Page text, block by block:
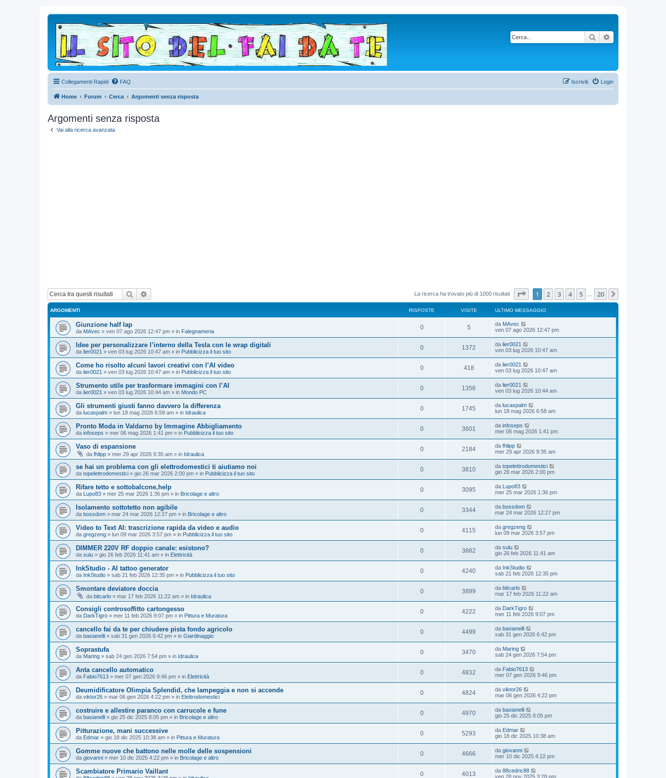
Cerca
Collegamenti Rapidi FAQ Login
Iscriviti
Home Forum Cerca Argomenti senza risposta
Argomenti senza risposta
Vai alla ricerca avanzata
Cerca La ricerca ha trovato più di 1000 risultati Pagina1 di
1 2 3 4 5 20
ARGOMENTI RISPOSTE VISITE ULTIMO MESSAGGIO
Giunzione half lap
da MAvec » ven 07 ago 2026 12:47 pm » in Falegnameria
0 5 da MAvec
ven 07 ago 2026 12:47 pm
Idee per personalizzare l’interno della Tesla con le wrap digitali
da lier0021 » ven 03 lug 2026 10:47 am » in Pubblicizza il tuo sito
0 1372 da lier0021
ven 03 lug 2026 10:47 am
Come ho risolto alcuni lavori creativi con l’AI video
da lier0021 » ven 03 lug 2026 10:47 am » in Pubblicizza il tuo sito
0 418 da lier0021
ven 03 lug 2026 10:47 am
Strumento utile per trasformare immagini con l’AI
da lier0021 » ven 03 lug 2026 10:44 am » in Mondo PC
0 1356 da lier0021
ven 03 lug 2026 10:44 am
Gli strumenti giusti fanno davvero la differenza
da lucaspalm » lun 18 mag 2026 6:58 am » in Idraulica
0 1745 da lucaspalm
lun 18 mag 2026 6:58 am
Pronto Moda in Valdarno by Immagine Abbigliamento
da infoseps » mer 06 mag 2026 1:41 pm » in Pubblicizza il tuo sito
0 3601 da infoseps
mer 06 mag 2026 1:41 pm
Vaso di espansione
da fhlipp » mer 29 apr 2026 9:35 am » in Idraulica
0 2184 da fhlipp
mer 29 apr 2026 9:35 am
se hai un problema con gli elettrodomestici ti aiutiamo noi
da topelettrodomestici » gio 26 mar 2026 2:00 pm » in Pubblicizza il tuo sito
0 3810 da topelettrodomestici
gio 26 mar 2026 2:00 pm
Rifare tetto e sottobalcone,help
da Lupo83 » mer 25 mar 2026 1:36 pm » in Bricolage e altro
0 3095 da Lupo83
mer 25 mar 2026 1:36 pm
Isolamento sottotetto non agibile
da bossdom » mar 24 mar 2026 12:27 pm » in Bricolage e altro
0 3344 da bossdom
mar 24 mar 2026 12:27 pm
Video to Text AI: trascrizione rapida da video e audio
da gregzeng » lun 09 mar 2026 3:57 pm » in Pubblicizza il tuo sito
0 4115 da gregzeng
lun 09 mar 2026 3:57 pm
DIMMER 220V RF doppio canale: esistono?
da sulu » gio 26 feb 2026 11:41 am » in Elettricità
0 3882 da sulu
gio 26 feb 2026 11:41 am
InkStudio - AI tattoo generator
da InkStudio » sab 21 feb 2026 12:35 pm » in Pubblicizza il tuo sito
0 4240 da InkStudio
sab 21 feb 2026 12:35 pm
Smontare deviatore doccia
da bitcarlo » mar 17 feb 2026 11:22 am » in Idraulica
0 3899 da bitcarlo
mar 17 feb 2026 11:22 am
Consigli controsoffitto cartongesso
da DarkTigro » mer 11 feb 2026 9:07 pm » in Pittura e Muratura
0 4222 da DarkTigro
mer 11 feb 2026 9:07 pm
cancello fai da te per chiudere pista fondo agricolo
da basianelli » sab 31 gen 2026 6:42 pm » in Giardinaggio
0 4499 da basianelli
sab 31 gen 2026 6:42 pm
Soprastufa
da Maring » sab 24 gen 2026 7:54 pm » in Idraulica
0 3470 da Maring
sab 24 gen 2026 7:54 pm
Anta cancello automatico
da Fabio7613 » mer 07 gen 2026 9:46 pm » in Elettricità
0 4832 da Fabio7613
mer 07 gen 2026 9:46 pm
Deumidificatore Olimpia Splendid, che lampeggia e non si accende
da viktor26 » mar 06 gen 2026 4:22 pm » in Elettrodomestici
0 4824 da viktor26
mar 06 gen 2026 4:22 pm
costruire e allestire paranco con carrucole e fune
da basianelli » gio 25 dic 2025 8:05 pm » in Bricolage e altro
0 4970 da basianelli
gio 25 dic 2025 8:05 pm
Pitturazione, mani successive
da Edmar » gio 18 dic 2025 10:38 am » in Pittura e Muratura
0 5293 da Edmar
gio 18 dic 2025 10:38 am
Gomme nuove che battono nelle molle delle sospensioni
da giovanni » mer 10 dic 2025 4:22 pm » in Bricolage e altro
0 4666 da giovanni
mer 10 dic 2025 4:22 pm
Scambiatore Primario Vaillant 0 4013 da 88cedric88
ven 28 nov 2025 3:28 pm